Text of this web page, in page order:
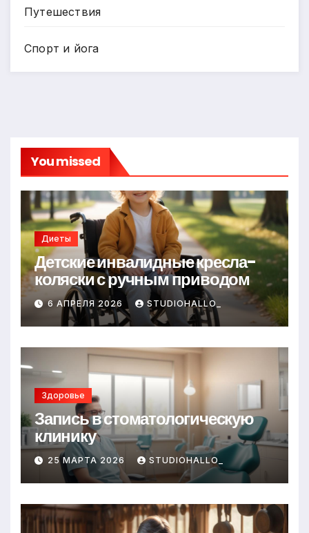
Путешествия
Спорт и йога
You missed
Диеты
Детские инвалидные кресла-
коляски с ручным приводом
6 АПРЕЛЯ 2026 STUDIOHALLO_
Здоровье
Запись в стоматологическую
клинику
25 МАРТА 2026 STUDIOHALLO_